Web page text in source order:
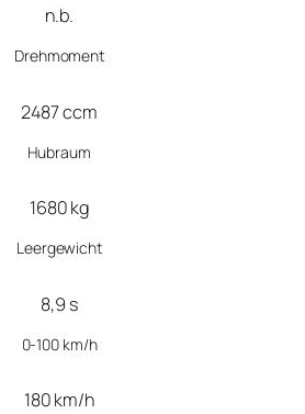
n.b.
Drehmoment
2487 ccm
Hubraum
1680 kg
Leergewicht
8,9 s
0-100 km/h
180 km/h